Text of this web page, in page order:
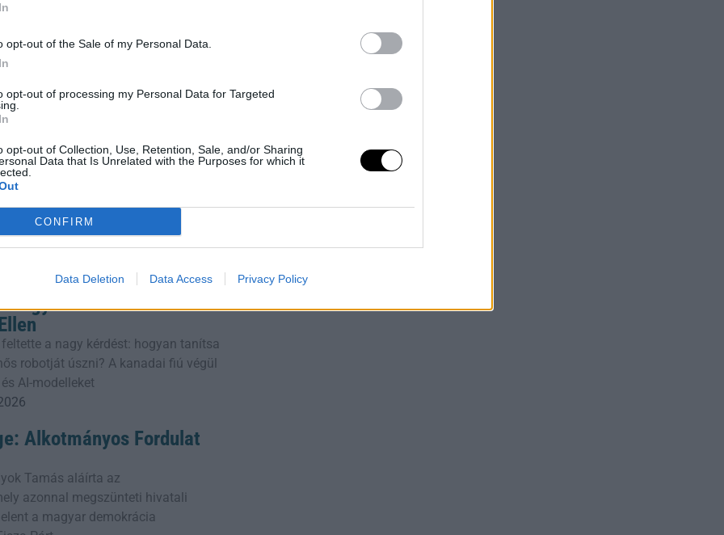
opt-out of the Sale of my Personal Data.
opt-out of processing my Personal Data for Targeted
opt-out of Collection, Use, Retention, Sale, and/or Sharing
Data that Is Unrelated with the Purposes for which it
CONFIRM
Data Deletion Data Access Privacy Policy
software-sales-2025-11.
Így Maradjatok Együtt
étteremben szeretnének
terhet jelenthet – de hogyan
hogy tönkremennél? Ez a cikk
a
a nagy kérdést: hogyan tanítsa
robotját úszni? A kanadai fiú végül
AI-modelleket
Alkotmányos Fordulat
Tamás aláírta az
azonnal megszünteti hivatali
a magyar demokrácia